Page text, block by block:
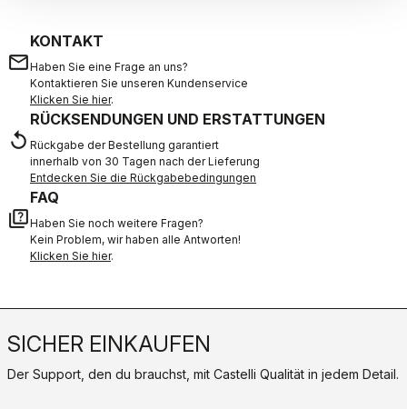
email
KONTAKT
Haben Sie eine Frage an uns?
Kontaktieren Sie unseren Kundenservice
Klicken Sie hier.
replay
RÜCKSENDUNGEN UND ERSTATTUNGEN
Rückgabe der Bestellung garantiert
innerhalb von 30 Tagen nach der Lieferung
Entdecken Sie die Rückgabebedingungen
quiz
FAQ
Haben Sie noch weitere Fragen?
Kein Problem, wir haben alle Antworten!
Klicken Sie hier.
SICHER EINKAUFEN
Der Support, den du brauchst, mit Castelli Qualität in jedem Detail.